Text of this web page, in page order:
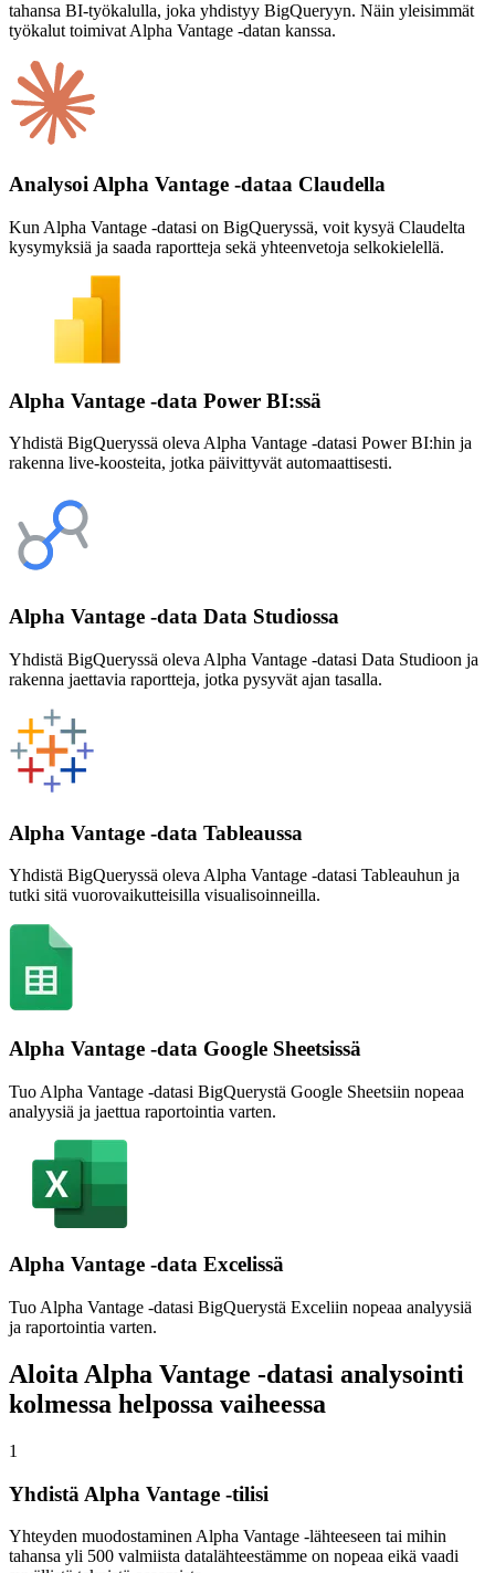
tahansa BI-työkalulla, joka yhdistyy BigQueryyn. Näin yleisimmät
työkalut toimivat Alpha Vantage -datan kanssa.
Analysoi Alpha Vantage -dataa Claudella
Kun Alpha Vantage -datasi on BigQueryssä, voit kysyä Claudelta
kysymyksiä ja saada raportteja sekä yhteenvetoja selkokielellä.
Alpha Vantage -data Power BI:ssä
Yhdistä BigQueryssä oleva Alpha Vantage -datasi Power BI:hin ja
rakenna live-koosteita, jotka päivittyvät automaattisesti.
Alpha Vantage -data Data Studiossa
Yhdistä BigQueryssä oleva Alpha Vantage -datasi Data Studioon ja
rakenna jaettavia raportteja, jotka pysyvät ajan tasalla.
Alpha Vantage -data Tableaussa
Yhdistä BigQueryssä oleva Alpha Vantage -datasi Tableauhun ja
tutki sitä vuorovaikutteisilla visualisoinneilla.
Alpha Vantage -data Google Sheetsissä
Tuo Alpha Vantage -datasi BigQuerystä Google Sheetsiin nopeaa
analyysiä ja jaettua raportointia varten.
Alpha Vantage -data Excelissä
Tuo Alpha Vantage -datasi BigQuerystä Exceliin nopeaa analyysiä
ja raportointia varten.
Aloita Alpha Vantage -datasi analysointi
kolmessa helpossa vaiheessa
1
Yhdistä Alpha Vantage -tilisi
Yhteyden muodostaminen Alpha Vantage -lähteeseen tai mihin
tahansa yli 500 valmiista datalähteestämme on nopeaa eikä vaadi